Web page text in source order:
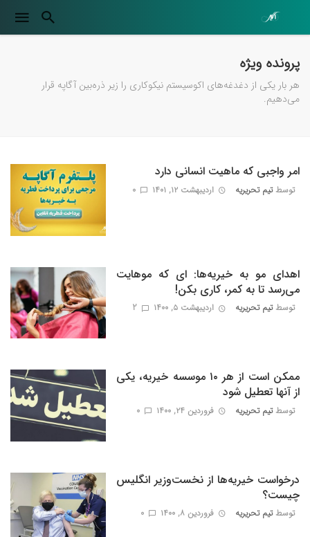
پرونده ویژه
هر بار یکی از دغدغه‌های اکوسیستم نیکوکاری را زیر ذره‌بین آگاپه قرار
می‌دهیم.
امر واجبی که ماهیت انسانی دارد
توسطتیم تحریریه اردیبهشت ۱۲, ۱۴۰۱ 0
اهدای مو به خیریه‌ها: ای که موهایت
می‌رسد تا به کمر، کاری بکن!
توسطتیم تحریریه اردیبهشت ۵, ۱۴۰۰ 2
ممکن است از هر ۱۰ موسسه خیریه، یکی
از آنها تعطیل شود
توسطتیم تحریریه فروردین ۲۴, ۱۴۰۰ 0
درخواست خیریه‌ها از نخست‌وزیر انگلیس
چیست؟
توسطتیم تحریریه فروردین ۸, ۱۴۰۰ 0